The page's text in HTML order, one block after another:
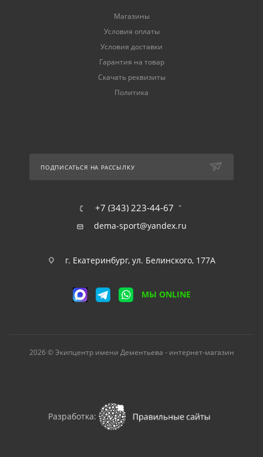
Магазины
Условия оплаты
Условия доставки
Гарантия на товар
Скачать реквизиты
Политика
ПОДПИСАТЬСЯ НА РАССЫЛКУ
+7 (343) 223-44-67
dema-sport@yandex.ru
г. Екатеринбург, ул. Белинского, 177А
МЫ ONLINE
2026 © Экипцентр имени Дементьева - интернет-магазин
Разработка: